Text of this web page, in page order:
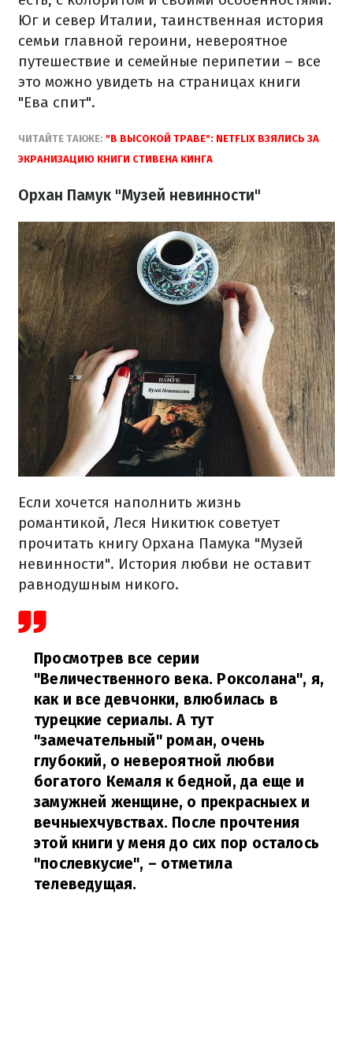
Юг и север Италии, таинственная история
семьи главной героини, невероятное
путешествие и семейные перипетии – все
это можно увидеть на страницах книги
"Ева спит".
ЧИТАЙТЕ ТАКЖЕ: "В ВЫСОКОЙ ТРАВЕ": NETFLIX ВЗЯЛИСЬ ЗА
ЭКРАНИЗАЦИЮ КНИГИ СТИВЕНА КИНГА
Орхан Памук "Музей невинности"
Если хочется наполнить жизнь
романтикой, Леся Никитюк советует
прочитать книгу Орхана Памука "Музей
невинности". История любви не оставит
равнодушным никого.
Просмотрев все серии
"Величественного века. Роксолана", я,
как и все девчонки, влюбилась в
турецкие сериалы. А тут
"замечательный" роман, очень
глубокий, о невероятной любви
богатого Кемаля к бедной, да еще и
замужней женщине, о прекрасныех и
вечныехчувствах. После прочтения
этой книги у меня до сих пор осталось
"послевкусие", – отметила
телеведущая.